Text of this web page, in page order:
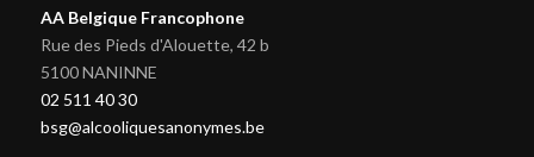
AA Belgique Francophone
Rue des Pieds d'Alouette, 42 b
5100 NANINNE
02 511 40 30
bsg@alcooliquesanonymes.be